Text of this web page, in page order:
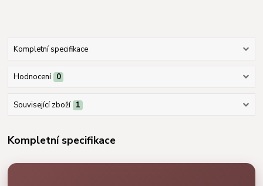
Kompletní specifikace
Hodnocení 0
Související zboží 1
Kompletní specifikace